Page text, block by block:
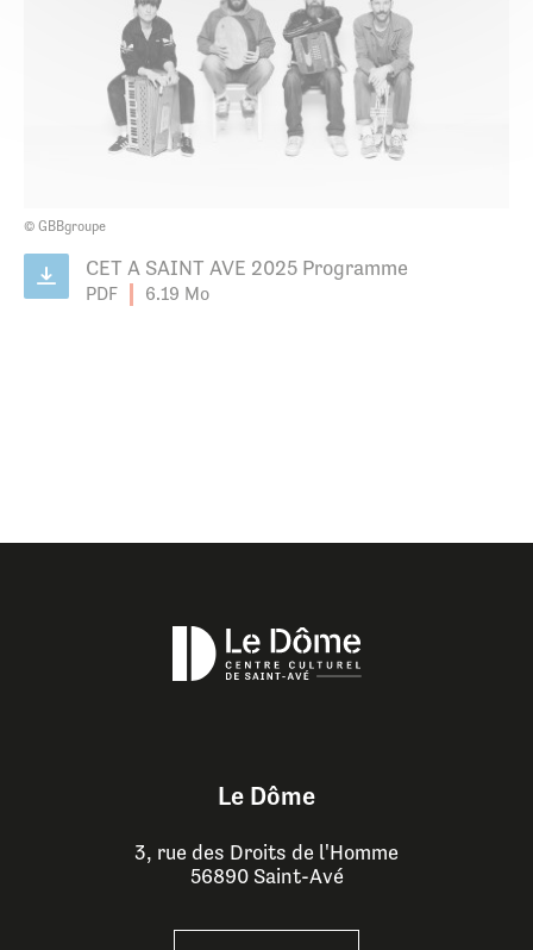
© GBBgroupe
CET A SAINT AVE 2025 Programme
PDF 6.19 Mo
Le Dôme
3, rue des Droits de l'Homme
56890 Saint-Avé